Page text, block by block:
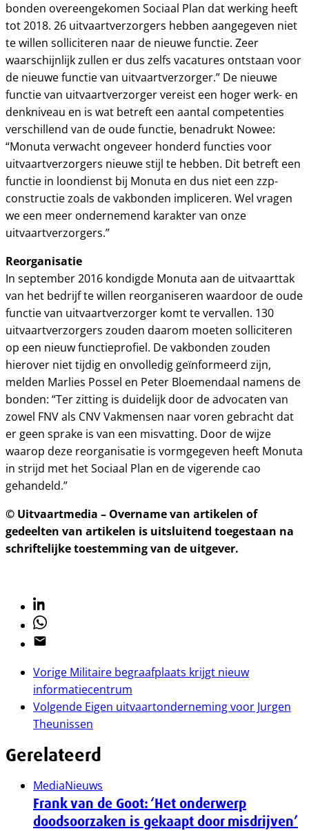
bonden overeengekomen Sociaal Plan dat werking heeft
tot 2018. 26 uitvaartverzorgers hebben aangegeven niet
te willen solliciteren naar de nieuwe functie. Zeer
waarschijnlijk zullen er dus zelfs vacatures ontstaan voor
de nieuwe functie van uitvaartverzorger.” De nieuwe
functie van uitvaartverzorger vereist een hoger werk- en
denkniveau en is wat betreft een aantal competenties
verschillend van de oude functie, benadrukt Nowee:
“Monuta verwacht ongeveer honderd functies voor
uitvaartverzorgers nieuwe stijl te hebben. Dit betreft een
functie in loondienst bij Monuta en dus niet een zzp-
constructie zoals de vakbonden impliceren. Wel vragen
we een meer ondernemend karakter van onze
uitvaartverzorgers.”
Reorganisatie
In september 2016 kondigde Monuta aan de uitvaarttak
van het bedrijf te willen reorganiseren waardoor de oude
functie van uitvaartverzorger komt te vervallen. 130
uitvaartverzorgers zouden daarom moeten solliciteren
op een nieuw functieprofiel. De vakbonden zouden
hierover niet tijdig en onvolledig geïnformeerd zijn,
melden Marlies Possel en Peter Bloemendaal namens de
bonden: “Ter zitting is duidelijk door de advocaten van
zowel FNV als CNV Vakmensen naar voren gebracht dat
er geen sprake is van een misvatting. Door de wijze
waarop deze reorganisatie is vormgegeven heeft Monuta
in strijd met het Sociaal Plan en de vigerende cao
gehandeld.”
© Uitvaartmedia – Overname van artikelen of
gedeelten van artikelen is uitsluitend toegestaan na
schriftelijke toestemming van de uitgever.
Linkedin
Whatsapp
Email
Vorige Militaire begraafplaats krijgt nieuw
informatiecentrum
Volgende Eigen uitvaartonderneming voor Jurgen
Theunissen
Gerelateerd
MediaNieuws
Frank van de Goot: ‘Het onderwerp
doodsoorzaken is gekaapt door misdrijven’